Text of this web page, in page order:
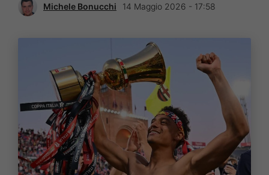
Michele Bonucchi 14 Maggio 2026 - 17:58